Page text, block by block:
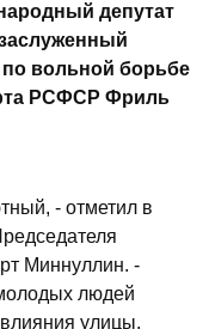
депутат
вольной борьбе
РСФСР Фриль
- отметил в
Миннуллин. -
людей
влияния улицы.